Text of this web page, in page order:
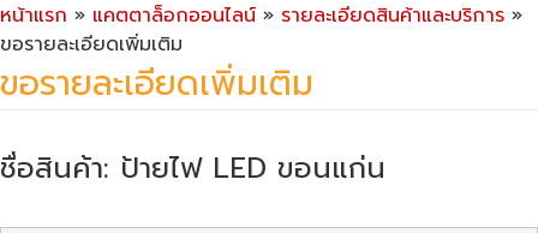
หน้าแรก » แคตตาล็อกออนไลน์ » รายละเอียดสินค้าและบริการ »
ขอรายละเอียดเพิ่มเติม
ขอรายละเอียดเพิ่มเติม
ชื่อสินค้า: ป้ายไฟ LED ขอนแก่น